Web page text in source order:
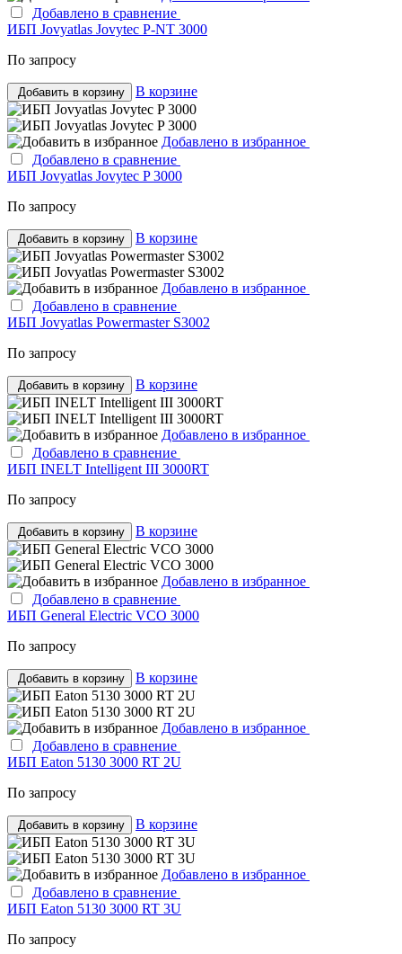
Добавлено в сравнение
ИБП Jovyatlas Jovytec Р-NT 3000
По запросу
Добавить в корзину В корзине
Добавлено в избранное
Добавлено в сравнение
ИБП Jovyatlas Jovytec P 3000
По запросу
Добавить в корзину В корзине
Добавлено в избранное
Добавлено в сравнение
ИБП Jovyatlas Powermaster S3002
По запросу
Добавить в корзину В корзине
Добавлено в избранное
Добавлено в сравнение
ИБП INELT Intelligent III 3000RT
По запросу
Добавить в корзину В корзине
Добавлено в избранное
Добавлено в сравнение
ИБП General Electric VCO 3000
По запросу
Добавить в корзину В корзине
Добавлено в избранное
Добавлено в сравнение
ИБП Eaton 5130 3000 RT 2U
По запросу
Добавить в корзину В корзине
Добавлено в избранное
Добавлено в сравнение
ИБП Eaton 5130 3000 RT 3U
По запросу